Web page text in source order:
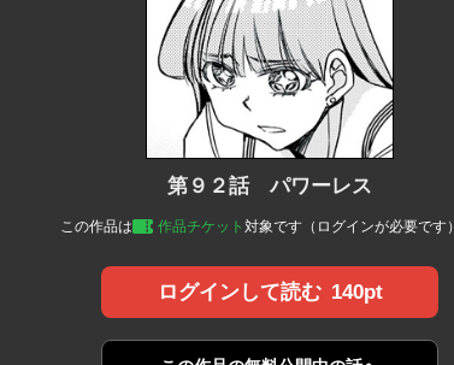
第９２話 パワーレス
この作品は 作品チケット 対象です（ログインが必要です）
ログインして読む 140pt